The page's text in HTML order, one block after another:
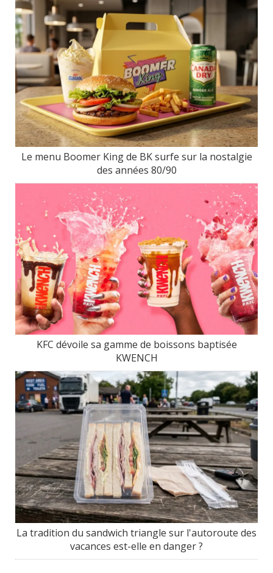
Le menu Boomer King de BK surfe sur la nostalgie
des années 80/90
KFC dévoile sa gamme de boissons baptisée
KWENCH
La tradition du sandwich triangle sur l'autoroute des
vacances est-elle en danger ?